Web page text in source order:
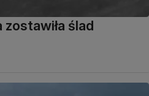
zostawiła ślad